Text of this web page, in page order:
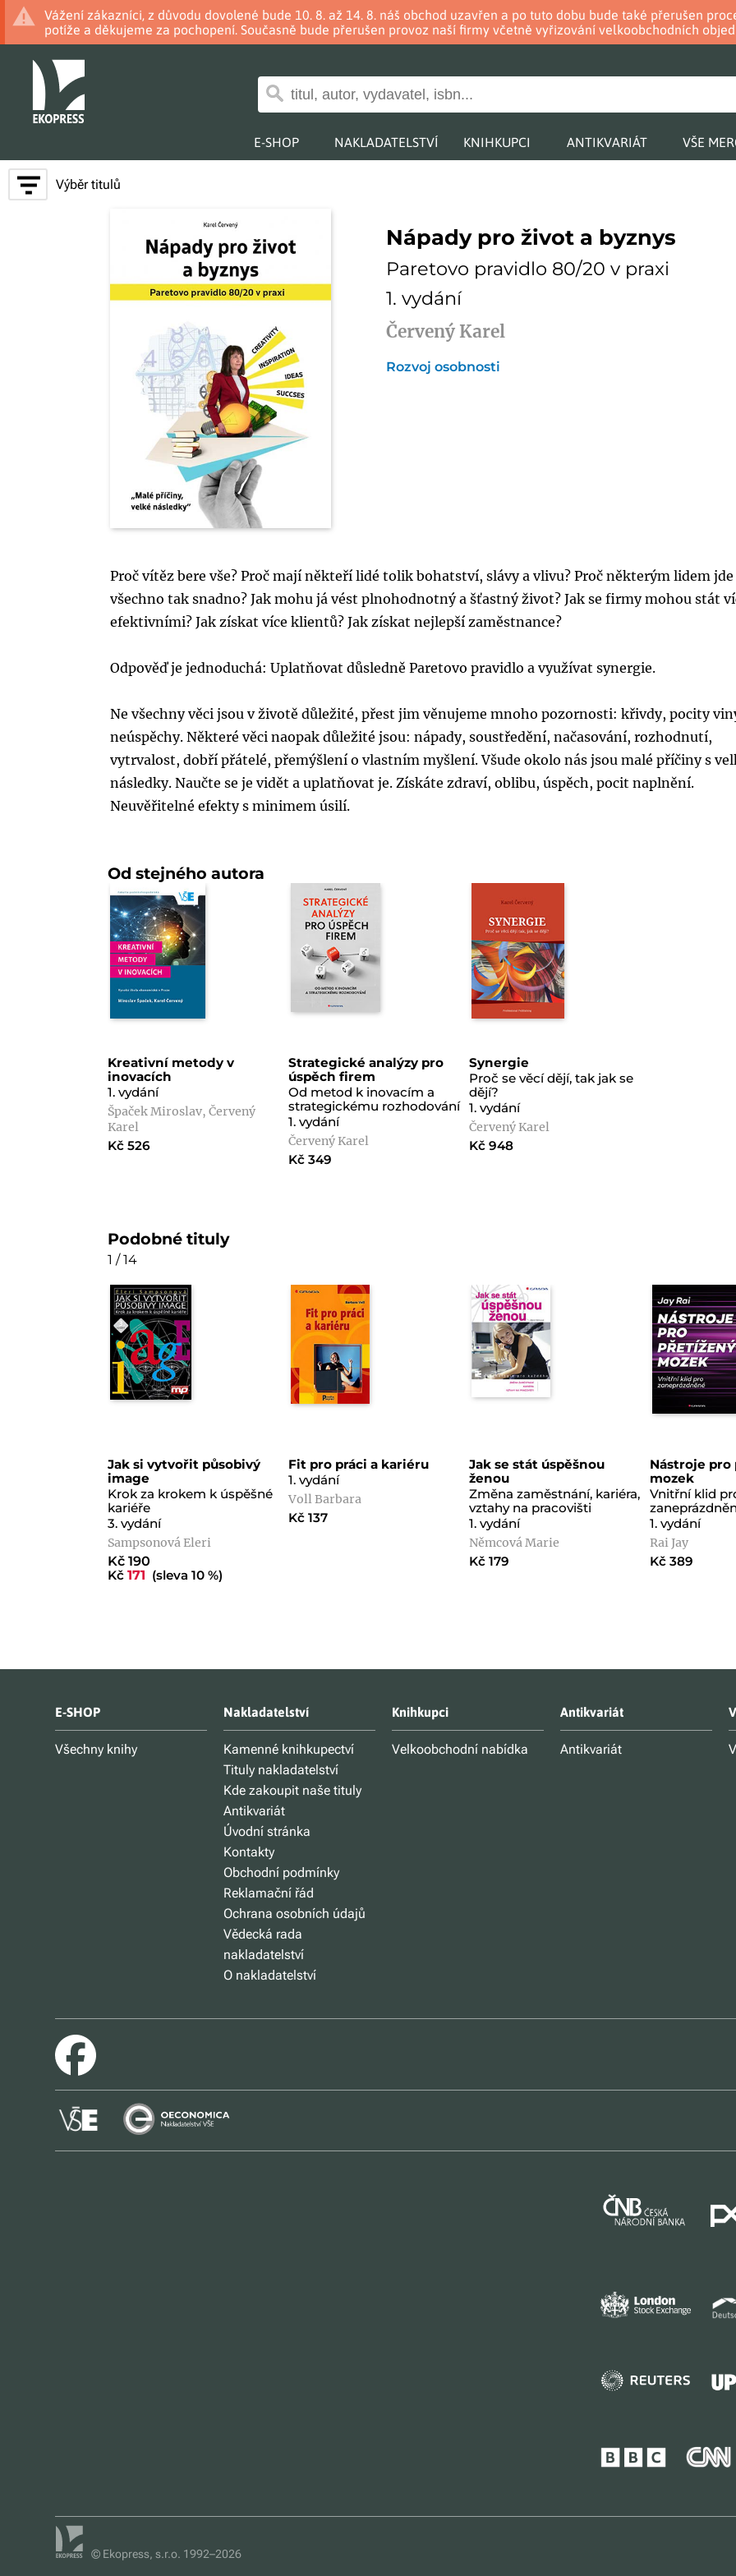
Vážení zákazníci, z důvodu dovolené bude 10. 8. až 14. 8. náš obchod uzavřen a po tuto dobu bude také přerušen
potíže a děkujeme za pochopení. Současně bude přerušen provoz naší firmy včetně vyřizování velkoobchodních
E-SHOP NAKLADATELSTVÍ KNIHKUPCI ANTIKVARIÁT VŠE
Výběr titulů
Nápady pro život a byznys
Paretovo pravidlo 80/20 v praxi
1. vydání
Červený Karel
Rozvoj osobnosti
Proč vítěz bere vše? Proč mají někteří lidé tolik bohatství, slávy a vlivu? Proč některým lidem jde
všechno tak snadno? Jak mohu já vést plnohodnotný a šťastný život? Jak se firmy mohou stát
efektivními? Jak získat více klientů? Jak získat nejlepší zaměstnance?
Odpověď je jednoduchá: Uplatňovat důsledně Paretovo pravidlo a využívat synergie.
Ne všechny věci jsou v životě důležité, přest jim věnujeme mnoho pozornosti: křivdy, pocity
neúspěchy. Některé věci naopak důležité jsou: nápady, soustředění, načasování, rozhodnutí,
vytrvalost, dobří přátelé, přemýšlení o vlastním myšlení. Všude okolo nás jsou malé příčiny s
následky. Naučte se je vidět a uplatňovat je. Získáte zdraví, oblibu, úspěch, pocit naplnění.
Neuvěřitelné efekty s minimem úsilí.
Od stejného autora
Kreativní metody v
inovacích
1. vydání
Špaček Miroslav, Červený
Karel
Kč 526
Strategické analýzy pro
úspěch firem
Od metod k inovacím a
strategickému rozhodování
1. vydání
Červený Karel
Kč 349
Synergie
Proč se věcí dějí, tak jak se
dějí?
1. vydání
Červený Karel
Kč 948
Podobné tituly
1 / 14
Jak si vytvořit působivý
image
Krok za krokem k úspěšné
kariéře
3. vydání
Sampsonová Eleri
Kč 190
Kč171 (sleva 10 %)
Fit pro práci a kariéru
1. vydání
Voll Barbara
Kč 137
Jak se stát úspěšnou
ženou
Změna zaměstnání, kariéra,
vztahy na pracovišti
1. vydání
Němcová Marie
Kč 179
Nástroje pro
mozek
Vnitřní klid
1. vydání
Rai Jay
Kč 389
E-SHOP
Všechny knihy
Nakladatelství
Kamenné knihkupectví
Tituly nakladatelství
Kde zakoupit naše tituly
Antikvariát
Úvodní stránka
Kontakty
Obchodní podmínky
Reklamační řád
Ochrana osobních údajů
Vědecká rada
nakladatelství
O nakladatelství
Knihkupci
Velkoobchodní nabídka
Antikvariát
Antikvariát
© Ekopress, s.r.o. 1992–2026